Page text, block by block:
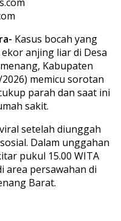
Kasus bocah yang
anjing liar di Desa
Kabupaten
memicu sorotan
parah dan saat ini
sakit.
setelah diunggah
Dalam unggahan
pukul 15.00 WITA
area persawahan di
Barat.